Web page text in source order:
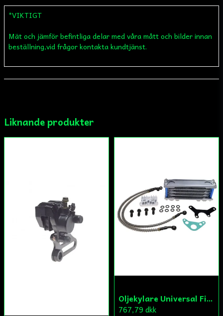
email
Mejladress
Skicka fråga
for 1 måned siden
for 1 år siden
*VIKTIGT
Mät och jämför befintliga delar med våra mått och bilder innan
beställning,vid frågor kontakta kundtjänst.
Liknande produkter
Oljekylare Universal Fiddy/Cross/ATV
767,79 dkk